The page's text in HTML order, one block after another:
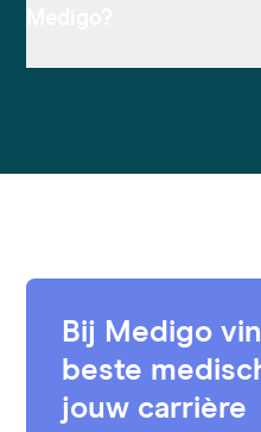
Bij Medigo
beste
jouw carrière